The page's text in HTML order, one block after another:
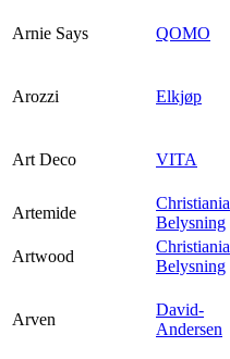
Arnie Says QOMO
Arozzi Elkjøp
Art Deco VITA
Artemide
Christiania
Belysning
Artwood
Christiania
Belysning
Arven
David-
Andersen